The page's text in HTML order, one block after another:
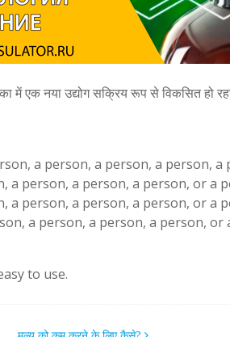
में एक नया उद्योग सक्रिय रूप से विकसित हो
a person, a person, a person,
a person, a person, a person, or a
a person, a person, a person, or a
a person, a person, a person,
to use.